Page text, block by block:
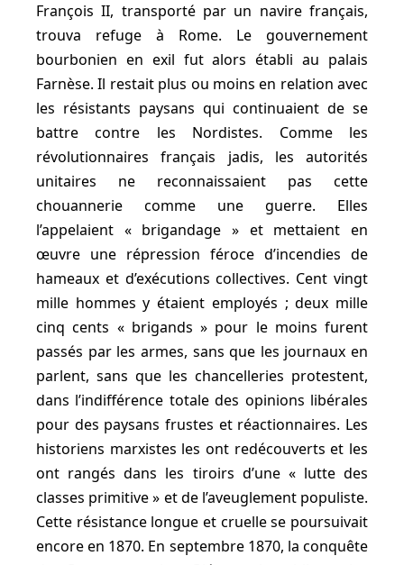
François II, transporté par un navire français,
trouva refuge à Rome. Le gouvernement
bourbonien en exil fut alors établi au palais
Farnèse. Il restait plus ou moins en relation avec
les résistants paysans qui continuaient de se
battre contre les Nordistes. Comme les
révolutionnaires français jadis, les autorités
unitaires ne reconnaissaient pas cette
chouannerie comme une guerre. Elles
l’appelaient « brigandage » et mettaient en
œuvre une répression féroce d’incendies de
hameaux et d’exécutions collectives. Cent vingt
mille hommes y étaient employés ; deux mille
cinq cents « brigands » pour le moins furent
passés par les armes, sans que les journaux en
parlent, sans que les chancelleries protestent,
dans l’indifférence totale des opinions libérales
pour des paysans frustes et réactionnaires. Les
historiens marxistes les ont redécouverts et les
ont rangés dans les tiroirs d’une « lutte des
classes primitive » et de l’aveuglement populiste.
Cette résistance longue et cruelle se poursuivait
encore en 1870. En septembre 1870, la conquête